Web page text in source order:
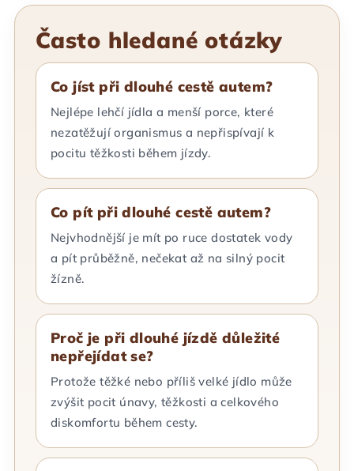
Často hledané otázky
Co jíst při dlouhé cestě autem?
Nejlépe lehčí jídla a menší porce, které
nezatěžují organismus a nepřispívají k
pocitu těžkosti během jízdy.
Co pít při dlouhé cestě autem?
Nejvhodnější je mít po ruce dostatek vody
a pít průběžně, nečekat až na silný pocit
žízně.
Proč je při dlouhé jízdě důležité
nepřejídat se?
Protože těžké nebo příliš velké jídlo může
zvýšit pocit únavy, těžkosti a celkového
diskomfortu během cesty.